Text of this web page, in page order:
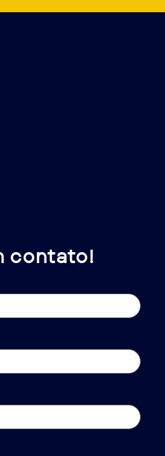
contato!